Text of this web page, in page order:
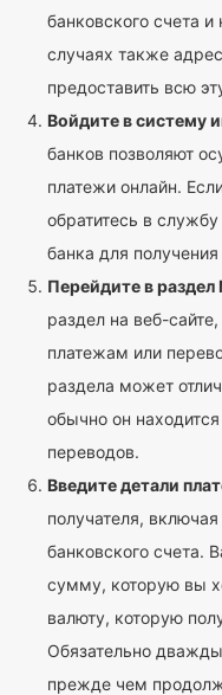
банковского счета
случаях также
предоставить всю
Войдите в систему
банков позволяют
платежи онлайн.
обратитесь в
банка для
Перейдите в
раздел на веб-
платежам или
раздела может
обычно он
переводов.
Введите детали
получателя,
банковского счета.
сумму, которую вы
валюту, которую
Обязательно
прежде чем